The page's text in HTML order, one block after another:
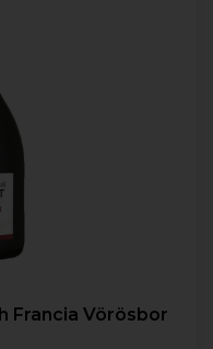
Francia Vörösbor